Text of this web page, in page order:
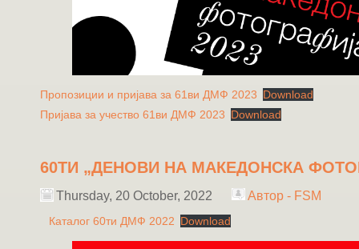
Пропозиции и пријава за 61ви ДМФ 2023 Download
Пријава за учество 61ви ДМФ 2023 Download
60ТИ „ДЕНОВИ НА МАКЕДОНСКА
Thursday, 20 October, 2022 Автор - FSM
Каталог 60ти ДМФ 2022 Download